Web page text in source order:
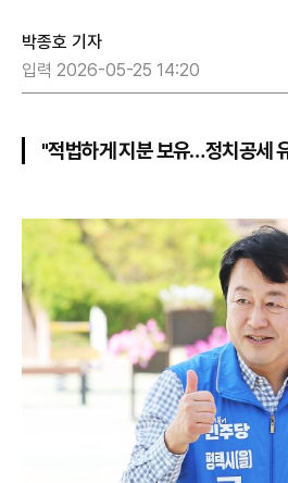
박종호 기자
입력 2026-05-25 14:20
"적법하게 지분 보유…정치공세